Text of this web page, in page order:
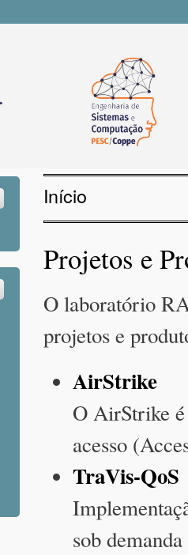
Você está aqui
Início
Projetos e
O laboratório
projetos e
AirStrike
O AirStrike
acesso
TraVis-QoS
sob